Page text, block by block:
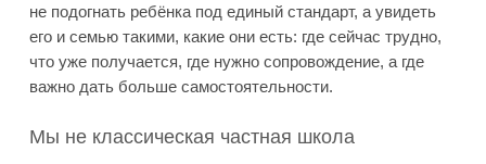
не подогнать ребёнка под единый стандарт, а увидеть
его и семью такими, какие они есть: где сейчас трудно,
что уже получается, где нужно сопровождение, а где
важно дать больше самостоятельности.
Мы не классическая частная школа